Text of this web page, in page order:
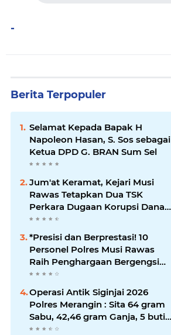
-
Berita Terpopuler
Selamat Kepada Bapak H
Napoleon Hasan, S. Sos sebagai
Ketua DPD G. BRAN Sum Sel
Jum'at Keramat, Kejari Musi
Rawas Tetapkan Dua TSK
Perkara Dugaan Korupsi Dana
Peremajaan PSR
*Presisi dan Berprestasi! 10
Personel Polres Musi Rawas
Raih Penghargaan Bergengsi
dari Kapolda Sumsel*
Operasi Antik Siginjai 2026
Polres Merangin : Sita 64 gram
Sabu, 42,46 gram Ganja, 5 butir
extasi, dan Amankan 21 Orang